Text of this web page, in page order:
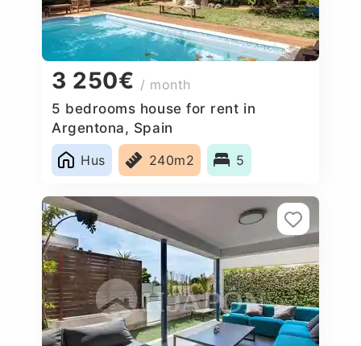
3 250€ / month
5 bedrooms house for rent in
Argentona, Spain
Hus
240m2 5